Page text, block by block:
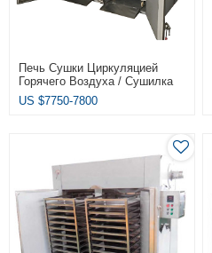
Печь Сушки Циркуляцией
Горячего Воздуха / Сушилка
Для Фруктов И Овощей На
Подносе
US $7750-7800